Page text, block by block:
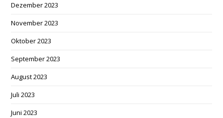
Dezember 2023
November 2023
Oktober 2023
September 2023
August 2023
Juli 2023
Juni 2023